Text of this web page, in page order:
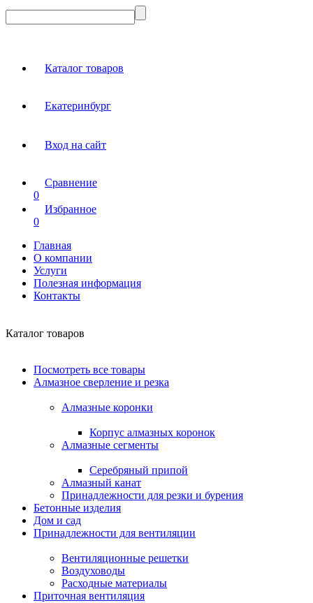
Каталог товаров
Екатеринбург
Вход на сайт
Сравнение
0
Избранное
0
Главная
О компании
Услуги
Полезная информация
Контакты
Каталог товаров
Посмотреть все товары
Алмазное сверление и резка
Алмазные коронки
Корпус алмазных коронок
Алмазные сегменты
Серебряный припой
Алмазный канат
Принадлежности для резки и бурения
Бетонные изделия
Дом и сад
Принадлежности для вентиляции
Вентиляционные решетки
Воздуховоды
Расходные материалы
Приточная вентиляция